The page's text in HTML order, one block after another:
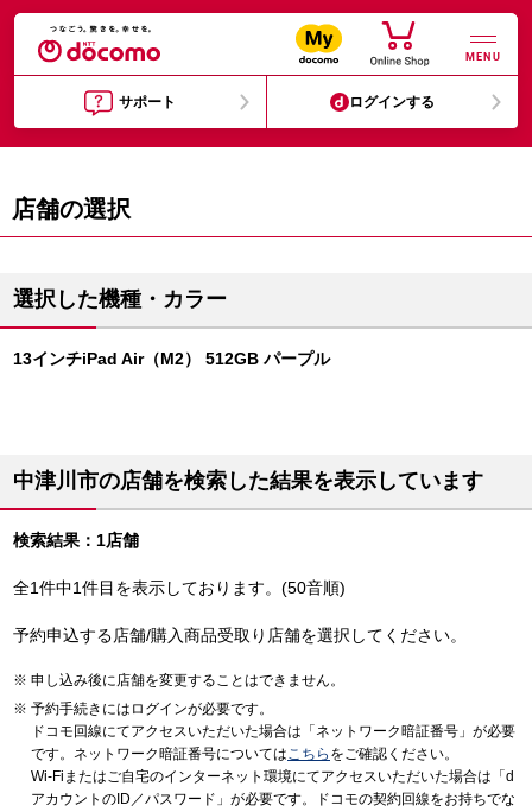
MENU
サポート ログインする
店舗の選択
選択した機種・カラー
13インチiPad Air（M2） 512GB パープル
中津川市の店舗を検索した結果を表示しています
検索結果：1店舗
全1件中1件目を表示しております。(50音順)
予約申込する店舗/購入商品受取り店舗を選択してください。
申し込み後に店舗を変更することはできません。
予約手続きにはログインが必要です。
ドコモ回線にてアクセスいただいた場合は「ネットワーク暗証番号」が必要
です。ネットワーク暗証番号についてはこちら をご確認ください。
Wi-Fiまたはご自宅のインターネット環境にてアクセスいただいた場合は「d
アカウントのID／パスワード」が必要です。ドコモの契約回線をお持ちでな